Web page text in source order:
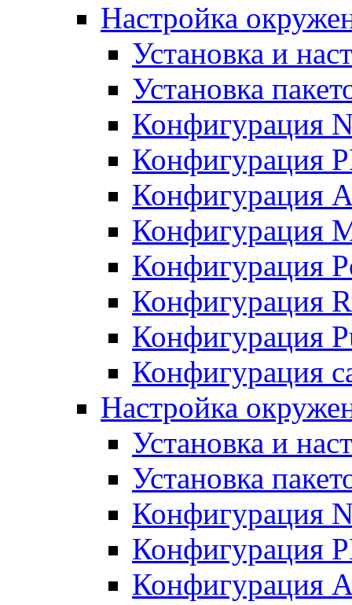
Настройка
Установка и
Установка
Конфигурация
Конфигурация
Конфигурация
Конфигурация
Конфигурация
Конфигурация
Конфигурация
Конфигурация
Настройка
Установка и
Установка
Конфигурация
Конфигурация
Конфигурация